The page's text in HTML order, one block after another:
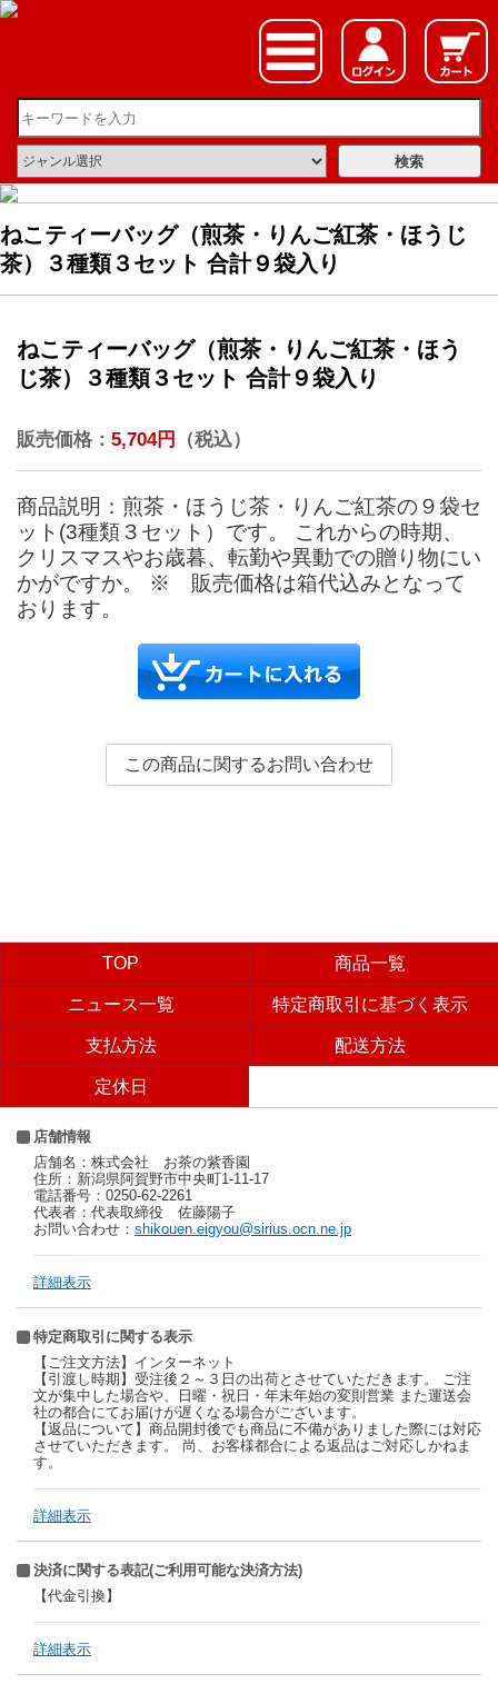
ねこティーバッグ（煎茶・りんご紅茶・ほうじ
茶）３種類３セット 合計９袋入り
ねこティーバッグ（煎茶・りんご紅茶・ほう
じ茶）３種類３セット 合計９袋入り
販売価格： 5,704円 （税込）
商品説明：煎茶・ほうじ茶・りんご紅茶の９袋セ
ット(3種類３セット）です。 これからの時期、
クリスマスやお歳暮、転勤や異動での贈り物にい
かがですか。 ※ 販売価格は箱代込みとなって
おります。
TOP 商品一覧
ニュース一覧 特定商取引に基づく表示
支払方法 配送方法
定休日
店舗情報
店舗名：株式会社 お茶の紫香園
住所：新潟県阿賀野市中央町1-11-17
電話番号：0250-62-2261
代表者：代表取締役 佐藤陽子
お問い合わせ： shikouen.eigyou@sirius.ocn.ne.jp
詳細表示
特定商取引に関する表示
【ご注文方法】インターネット
【引渡し時期】受注後２～３日の出荷とさせていただきます。 ご注
文が集中した場合や、日曜・祝日・年末年始の変則営業 また運送会
社の都合にてお届けが遅くなる場合がございます。
【返品について】商品開封後でも商品に不備がありました際には対応
させていただきます。 尚、お客様都合による返品はご対応しかねま
す。
詳細表示
決済に関する表記(ご利用可能な決済方法)
【代金引換】
詳細表示